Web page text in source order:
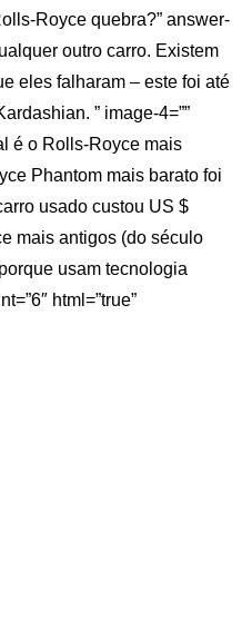
Royce quebra?” answer-
outro carro. Existem
eles falharam – este foi até
” image-4=””
é o Rolls-Royce mais
Phantom mais barato foi
usado custou US $
mais antigos (do século
usam tecnologia
html=”true”